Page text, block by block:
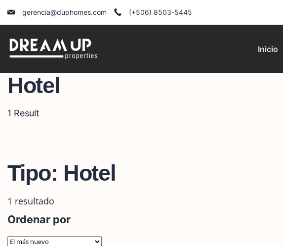
Skip
to
content
gerencia@duphomes.com (+506) 8503-5445
Inicio
Hotel
1 Result
Tipo: Hotel
1 resultado
Ordenar por